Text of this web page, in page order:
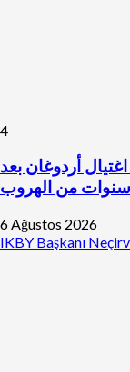
4
أردوغان بعد
سنوات من الهروب
6 Ağustos 2026
IKBY Başkanı